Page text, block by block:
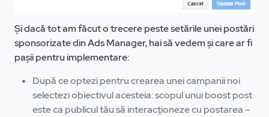
Și dacă tot am făcut o trecere peste setările unei postări
sponsorizate din Ads Manager, hai să vedem și care ar fi
pașii pentru implementare:
După ce optezi pentru crearea unei campanii noi
selectezi obiectivul acesteia: scopul unui boost post
este ca publicul tău să interacţioneze cu postarea –